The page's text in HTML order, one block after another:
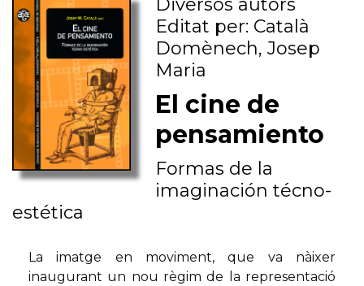
Diversos autors
Editat per: Català
Domènech, Josep
Maria
El cine de
pensamiento
Formas de la
imaginación técno-
estética
La imatge en moviment, que va nàixer
inaugurant un nou règim de la representació